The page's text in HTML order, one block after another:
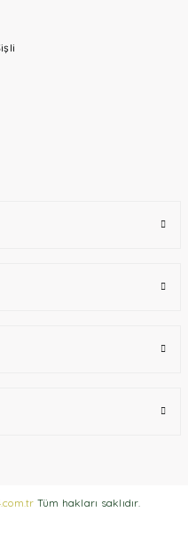
Tüm hakları saklıdır.